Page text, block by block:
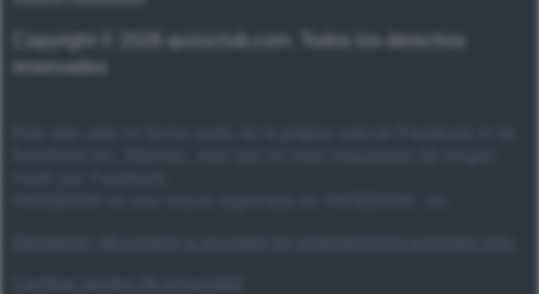
Copyright © 2026 quizzclub.com. Todos los derechos
reservados